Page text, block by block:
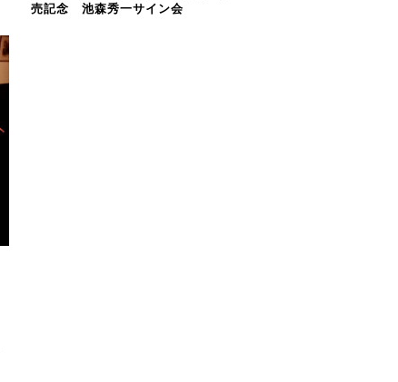
売記念 池森秀一サイン会